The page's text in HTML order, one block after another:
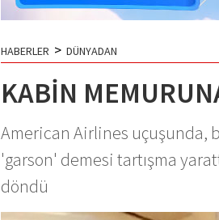
HABERLER > DÜNYADAN
KABİN
American Airlines uçuşunda,
'garson' demesi tartışma
döndü